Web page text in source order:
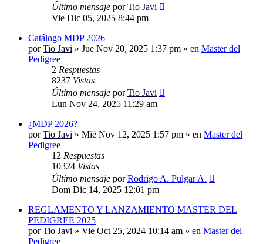
Último mensaje porTio Javi
Vie Dic 05, 2025 8:44 pm
Catálogo MDP 2026
porTio Javi » Jue Nov 20, 2025 1:37 pm » en Master del
Pedigree
2 Respuestas
8237 Vistas
Último mensaje porTio Javi
Lun Nov 24, 2025 11:29 am
¿MDP 2026?
porTio Javi » Mié Nov 12, 2025 1:57 pm » en Master del
Pedigree
12 Respuestas
10324 Vistas
Último mensaje porRodrigo A. Pulgar A.
Dom Dic 14, 2025 12:01 pm
REGLAMENTO Y LANZAMIENTO MASTER DEL
PEDIGREE 2025
porTio Javi » Vie Oct 25, 2024 10:14 am » en Master del
Pedigree